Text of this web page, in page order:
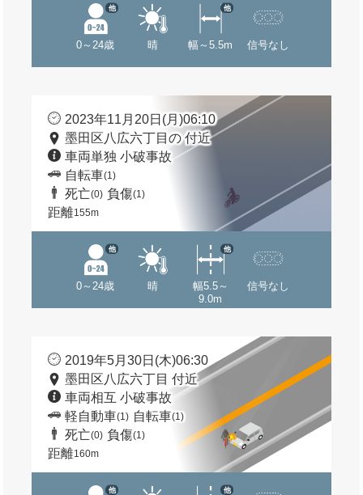
0～24歳
他
晴 幅～5.5m
他
信号なし
2023年11月20日(月)06:10
墨田区八広六丁目の 付近
車両単独 小破事故
自転車(1)
死亡(0) 負傷(1)
距離155m
0～24歳
他
晴
幅5.5～
9.0m
他
信号なし
2019年5月30日(木)06:30
墨田区八広六丁目 付近
車両相互 小破事故
軽自動車(1) 自転車(1)
死亡(0) 負傷(1)
距離160m
他 他